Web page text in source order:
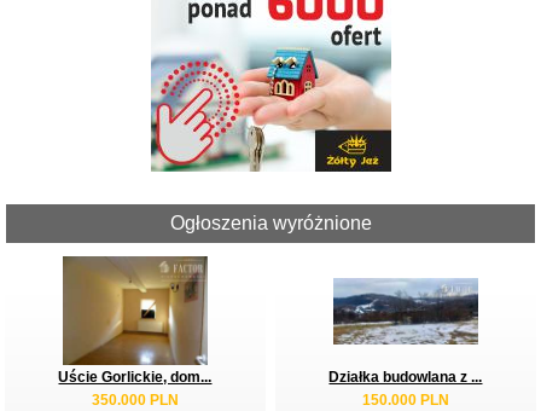
Ogłoszenia wyróżnione
Uście Gorlickie, dom...
350.000 PLN
Działka budowlana z ...
150.000 PLN